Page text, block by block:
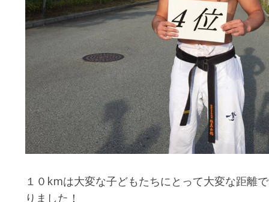
１０kmは大変な子どもたちにとって大変な距離
りました！